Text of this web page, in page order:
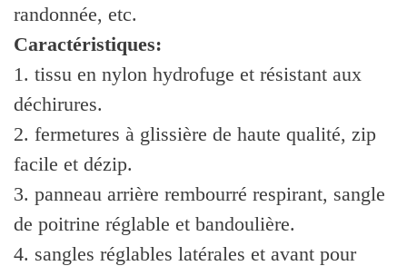
randonnée, etc.
Caractéristiques:
1. tissu en nylon hydrofuge et résistant aux
déchirures.
2. fermetures à glissière de haute qualité, zip
facile et dézip.
3. panneau arrière rembourré respirant, sangle
de poitrine réglable et bandoulière.
4. sangles réglables latérales et avant pour